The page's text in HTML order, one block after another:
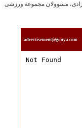
مسوولان مجموعه ورزشى
advertisement@gooya.com